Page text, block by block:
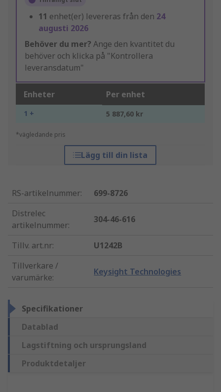
11 enhet(er) levereras från den 24
augusti 2026
Behöver du mer? Ange den kvantitet du
behöver och klicka på "Kontrollera
leveransdatum"
Enheter Per enhet
1 + 5 887,60 kr
*vägledande pris
Lägg till din lista
RS-artikelnummer:
699-8726
Distrelec
artikelnummer:
304-46-616
Tillv. art.nr:
U1242B
Tillverkare /
varumärke:
Keysight Technologies
Specifikationer
Datablad
Lagstiftning och ursprungsland
Produktdetaljer